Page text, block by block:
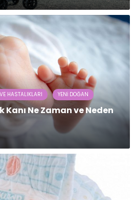
HASTALIKLARI YENI DOĞAN
Kanı Ne Zaman ve Neden